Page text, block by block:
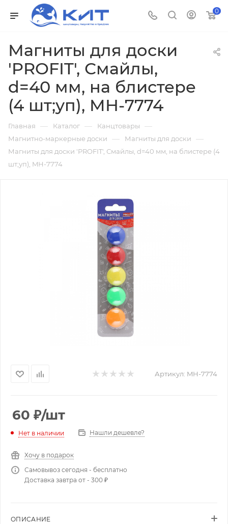
0
Магниты для доски
'PROFIT', Смайлы,
d=40 мм, на блистере
(4 шт;уп), MH-7774
Главная — Каталог — Канцтовары —
Магнитно-маркерные доски — Магниты для доски —
Магниты для доски 'PROFIT', Смайлы, d=40 мм, на блистере (4
шт;уп), MH-7774
Артикул: MH-7774
60 ₽/шт
Нет в наличии Нашли дешевле?
Хочу в подарок
Самовывоз сегодня - бесплатно
Доставка завтра от - 300 ₽
ОПИСАНИЕ